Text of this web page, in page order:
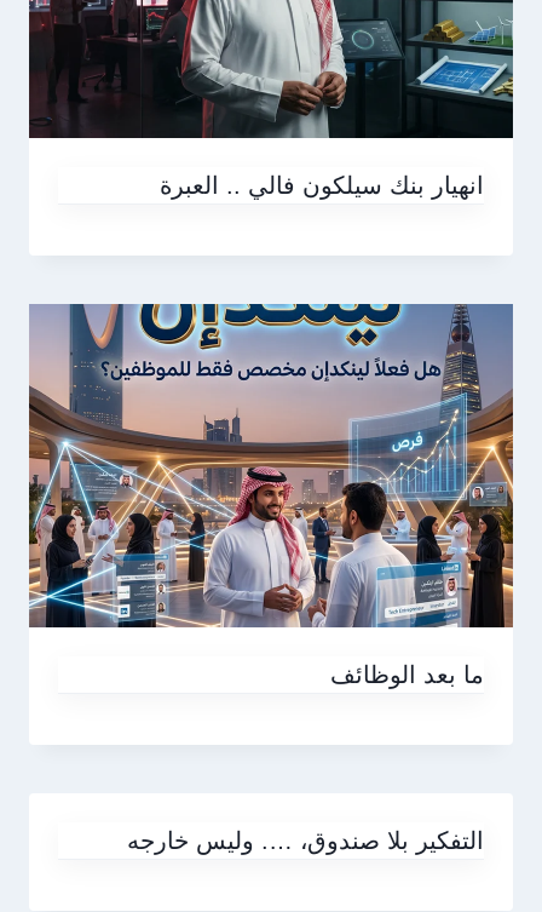
انهيار بنك سيلكون فالي .. العبرة
ما بعد الوظائف
التفكير بلا صندوق، …. وليس خارجه